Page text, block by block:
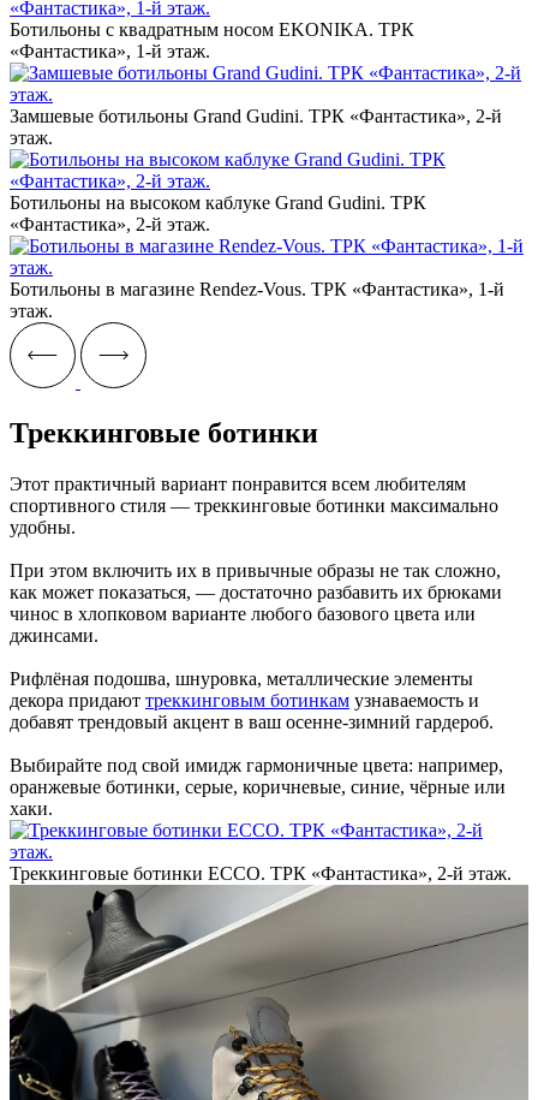
Ботильоны с квадратным носом EKONIKA. ТРК
«Фантастика», 1-й этаж.
Замшевые ботильоны Grand Gudini. ТРК «Фантастика», 2-й
этаж.
Ботильоны на высоком каблуке Grand Gudini. ТРК
«Фантастика», 2-й этаж.
Ботильоны в магазине Rendez-Vous. ТРК «Фантастика», 1-й
этаж.
Треккинговые ботинки
Этот практичный вариант понравится всем любителям
спортивного стиля — треккинговые ботинки максимально
удобны.
При этом включить их в привычные образы не так сложно,
как может показаться, — достаточно разбавить их брюками
чинос в хлопковом варианте любого базового цвета или
джинсами.
Рифлёная подошва, шнуровка, металлические элементы
декора придают треккинговым ботинкам узнаваемость и
добавят трендовый акцент в ваш осенне-зимний гардероб.
Выбирайте под свой имидж гармоничные цвета: например,
оранжевые ботинки, серые, коричневые, синие, чёрные или
хаки.
Треккинговые ботинки ECCO. ТРК «Фантастика», 2-й этаж.